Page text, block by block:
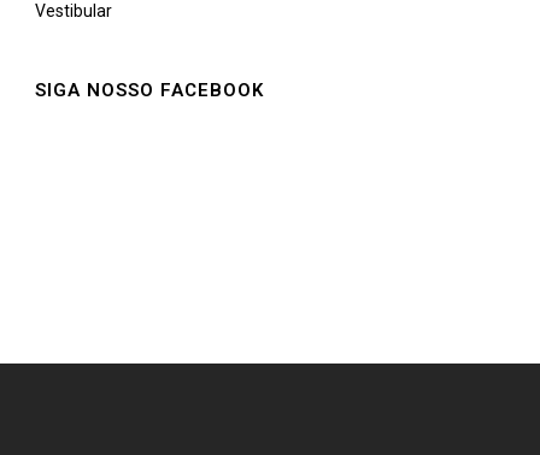
Vestibular
SIGA NOSSO FACEBOOK